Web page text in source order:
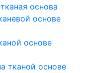
основа
основе
основе
тканой основе